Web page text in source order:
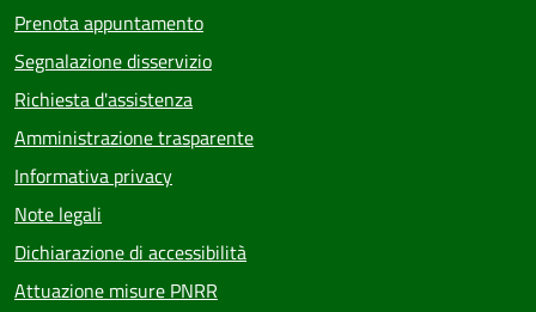
Prenota appuntamento
Segnalazione disservizio
Richiesta d'assistenza
Amministrazione trasparente
Informativa privacy
Note legali
Dichiarazione di accessibilità
Attuazione misure PNRR